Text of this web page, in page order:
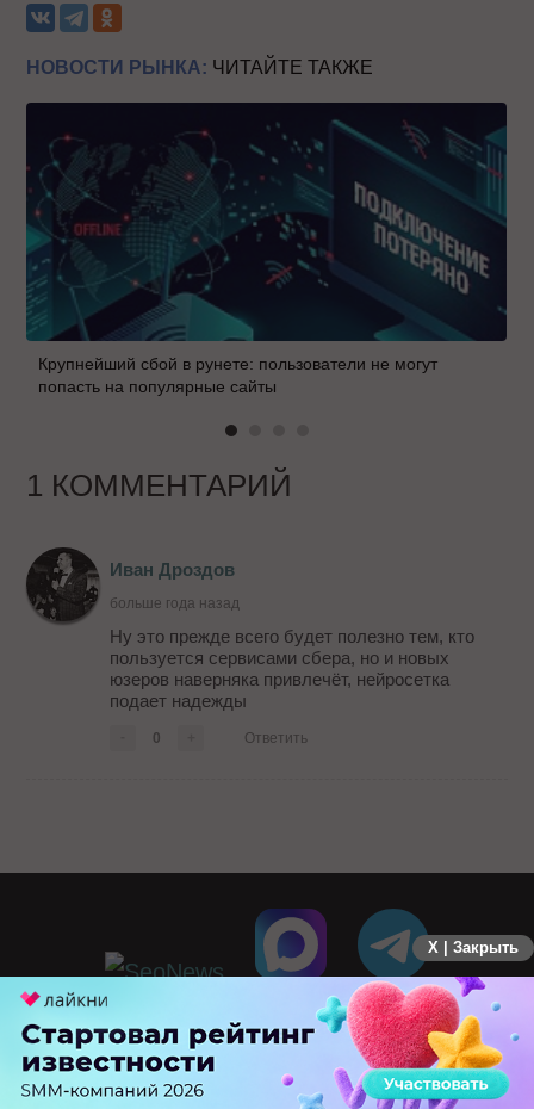
НОВОСТИ РЫНКА: ЧИТАЙТЕ ТАКЖЕ
Крупнейший сбой в рунете: пользователи не могут
попасть на популярные сайты
1 КОММЕНТАРИЙ
Иван Дроздов
больше года назад
Ну это прежде всего будет полезно тем, кто
пользуется сервисами сбера, но и новых
юзеров наверняка привлечёт, нейросетка
подает надежды
0 Ответить
X | Закрыть
ПЕРЕЙТИ НА ПОЛНУЮ ВЕРСИЮ
© SEOnews.ru Все права защищены. 2026